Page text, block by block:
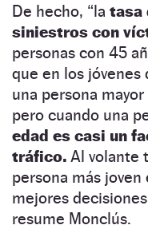
De hecho, “la tasa
siniestros con
personas con 45
que en los jóvenes
una persona
pero cuando una
edad es casi un
tráfico. Al volante
persona más
mejores
resume Monclús.